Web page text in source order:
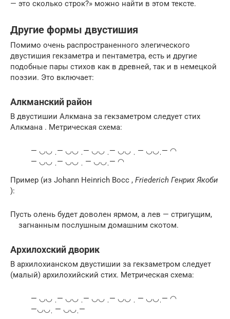
— это сколько строк?» можно найти в этом тексте.
Другие формы двустишия
Помимо очень распространенного элегического
двустишия гекзаметра и пентаметра, есть и другие
подобные пары стихов как в древней, так и в немецкой
поэзии. Это включает:
Алкманский район
В двустишии Алкмана за гекзаметром следует стих
Алкмана . Метрическая схема:
— ◡◡ ˌ— ◡◡ ˌ— ◡◡ ˌ— ◡◡ ˌ — ◡◡ˌ— ◠
— ◡◡ ˌ— ◡◡ ˌ — ◡◡ˌ— ◠
Пример (из Johann Heinrich Восс , Friederich Генрих Якоби
):
Пусть олень будет доволен ярмом, а лев — стригущим,
загнанным послушным домашним скотом.
Архилохский дворик
В архилохианском двустишии за гекзаметром следует
(малый) архилохийский стих. Метрическая схема:
— ◡◡ ˌ— ◡◡ ˌ— ◡◡ ˌ— ◡◡ ˌ — ◡◡ˌ— ◠
—◡◡ˌ — ◡◡ˌ—